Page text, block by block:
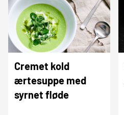
Cremet kold
ærtesuppe med
syrnet fløde